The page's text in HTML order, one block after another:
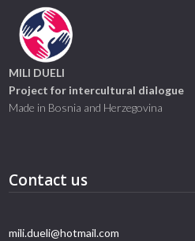
MILI DUELI
Project for intercultural dialogue
Made in Bosnia and Herzegovina
Contact us
mili.dueli@hotmail.com